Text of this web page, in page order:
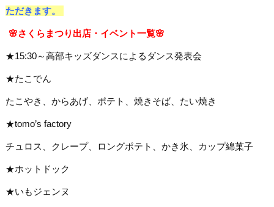
ただきます。
🌸さくらまつり出店・イベント一覧🌸
★15:30～高部キッズダンスによるダンス発表会
★たこでん
たこやき、からあげ、ポテト、焼きそば、たい焼き
★tomo’s factory
チュロス、クレープ、ロングポテト、かき氷、カップ綿菓子
★ホットドック
★いもジェンヌ